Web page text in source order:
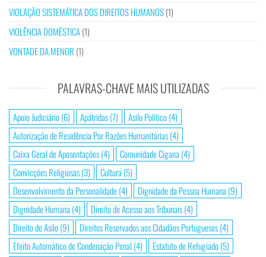
VIOLAÇÃO SISTEMÁTICA DOS DIREITOS HUMANOS(1)
VIOLÊNCIA DOMÉSTICA(1)
VONTADE DA MENOR (1)
PALAVRAS-CHAVE MAIS UTILIZADAS
Apoio Judiciário(6) Apátridas(7) Asilo Político(4)
Autorização de Residência Por Razões Humanitárias(4)
Caixa Geral de Aposentações(4) Comunidade Cigana (4)
Convicções Religiosas(3) Cultura (5)
Desenvolvimento da Personalidade(4) Dignidade da Pessoa Humana (9)
Dignidade Humana (4) Direito de Acesso aos Tribunais(4)
Direito de Asilo(9) Direitos Reservados aos Cidadãos Portugueses(4)
Efeito Automático de Condenação Penal (4) Estatuto de Refugiado(5)